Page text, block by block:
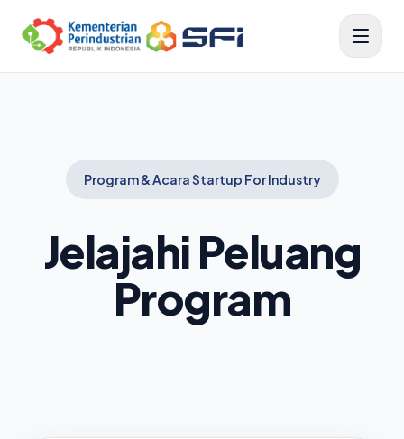
Program & Acara Startup For Industry
Jelajahi Peluang
Program